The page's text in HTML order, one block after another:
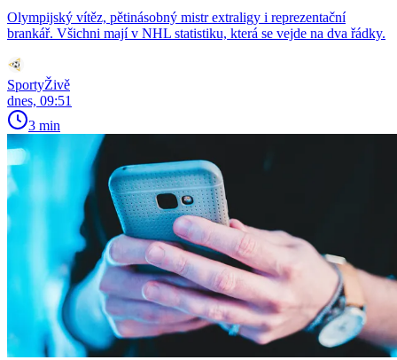
Olympijský vítěz, pětinásobný mistr extraligy i reprezentační
brankář. Všichni mají v NHL statistiku, která se vejde na dva řádky.
SportyŽivě
dnes, 09:51
3 min